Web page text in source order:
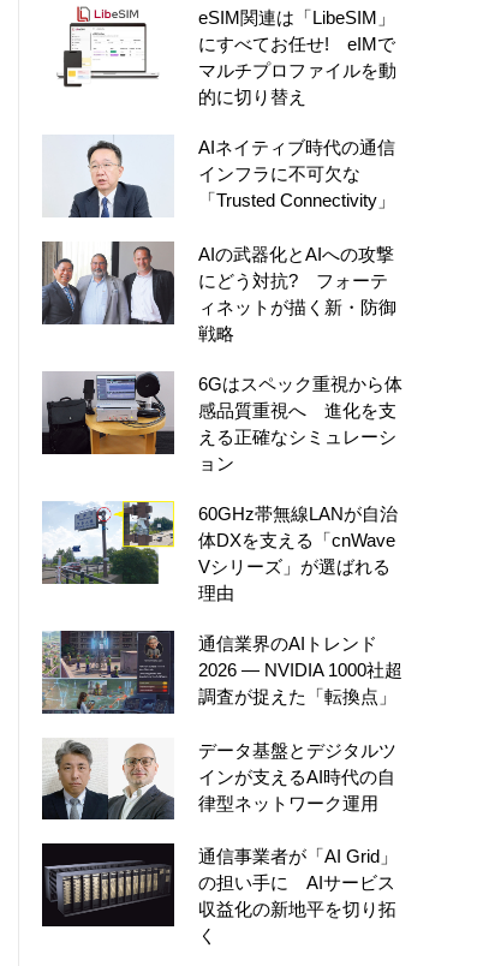
eSIM関連は「LibeSIM」
にすべてお任せ! eIMで
マルチプロファイルを動
的に切り替え
AIネイティブ時代の通信
インフラに不可欠な
「Trusted Connectivity」
AIの武器化とAIへの攻撃
にどう対抗? フォーテ
ィネットが描く新・防御
戦略
6Gはスペック重視から体
感品質重視へ 進化を支
える正確なシミュレーシ
ョン
60GHz帯無線LANが自治
体DXを支える「cnWave
Vシリーズ」が選ばれる
理由
通信業界のAIトレンド
2026 ― NVIDIA 1000社超
調査が捉えた「転換点」
データ基盤とデジタルツ
インが支えるAI時代の自
律型ネットワーク運用
通信事業者が「AI Grid」
の担い手に AIサービス
収益化の新地平を切り拓
く